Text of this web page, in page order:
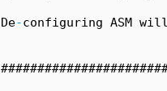
De-configuring ASM